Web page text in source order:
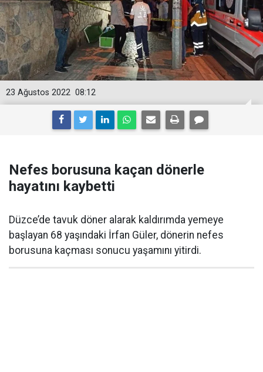
08:12
23 Ağustos 2022
Nefes borusuna kaçan dönerle
hayatını kaybetti
Düzce’de tavuk döner alarak kaldırımda yemeye
başlayan 68 yaşındaki İrfan Güler, dönerin nefes
borusuna kaçması sonucu yaşamını yitirdi.